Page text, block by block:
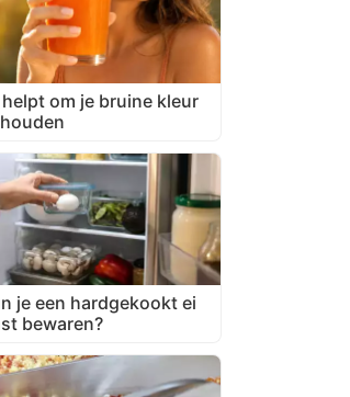
om je bruine kleur
je een hardgekookt ei
bewaren?